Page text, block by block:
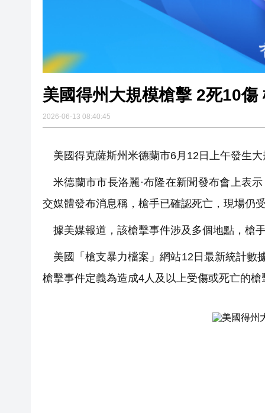
以美食為媒拓文旅合作新局
警務處第2屆學警預備課程結
美國得州大規模槍擊 2死10傷
2026-06-13 08:40:45
美國得克薩斯州米德蘭市6月12日上午發生
米德蘭市市長洛麗·布隆在新聞發布會上表
交媒體發布消息稱，槍手已確認死亡，現場仍
據美媒報道，該槍擊事件涉及多個地點，槍
美國「槍支暴力檔案」網站12日最新統計數
槍擊事件定義為造成4人及以上受傷或死亡的